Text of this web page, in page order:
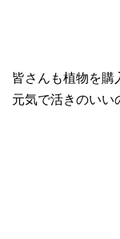
皆さんも植物を購
元気で活きのいい